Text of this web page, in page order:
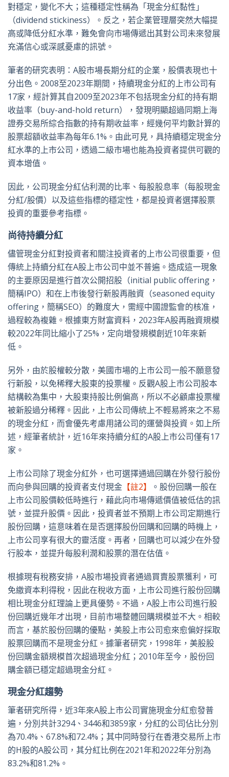
對穩定，變化不大；這種穩定性稱為「現金分紅黏性」
（dividend stickiness）。反之，若企業管理層突然大幅提
高或降低分紅水準，難免會向市場傳遞出其對公司未來發展
充滿信心或深感憂慮的訊號。
筆者的研究表明：A股市場長期分紅的企業，股價表現也十
分出色。2008至2023年期間，持續現金分紅的上市公司有
17家，經計算其自2009至2023年不包括現金分紅的持有期
收益率（buy-and-hold return），發現明顯超過同期上海
證券交易所綜合指數的持有期收益率，經幾何平均數計算的
股票超額收益率為每年6.1%。由此可見，具持續穩定現金分
紅水準的上市公司，透過二級市場也能為投資者提供可觀的
資本增值。
因此，公司現金分紅佔利潤的比率、每股股息率（每股現金
分紅/股價）以及這些指標的穩定性，都是投資者選擇股票
投資的重要參考指標。
尚待持續分紅
儘管現金分紅對投資者和關注投資者的上市公司很重要，但
傳統上持續分紅在A股上市公司中並不普遍。造成這一現象
的主要原因是進行首次公開招股（initial public offering，
簡稱IPO）和在上市後發行新股再融資（seasoned equity
offering，簡稱SEO）的難度大，需經中國證監會的核准，
過程較為複雜。根據東方財富資料，2023年A股再融資規模
較2022年同比縮小了25%，定向增發規模創近10年來新
低。
另外，由於股權較分散，美國市場的上市公司一般不願意發
行新股，以免稀釋大股東的投票權。反觀A股上市公司股本
結構較為集中，大股東持股比例偏高，所以不必顧慮投票權
被新股過分稀釋。因此，上市公司傳統上不輕易將來之不易
的現金分紅，而會優先考慮用諸公司的運營與投資。如上所
述，經筆者統計，近16年來持續分紅的A股上市公司僅有17
家。
上市公司除了現金分紅外，也可選擇通過回購在外發行股份
而向參與回購的投資者支付現金 【註2】
。股份回購一般在
上市公司股價較低時進行，藉此向市場傳遞價值被低估的訊
號，並提升股價。因此，投資者並不預期上市公司定期進行
股份回購，這意味着在是否選擇股份回購和回購的時機上，
上市公司享有很大的靈活度。再者，回購也可以減少在外發
行股本，並提升每股利潤和股票的潛在估值。
根據現有稅務安排，A股市場投資者通過買賣股票獲利，可
免繳資本利得稅，因此在稅收方面，上市公司進行股份回購
相比現金分紅理論上更具優勢。不過，A股上市公司進行股
份回購近幾年才出現，目前市場整體回購規模並不大。相較
而言，基於股份回購的優點，美股上市公司愈來愈偏好採取
股票回購而不是現金分紅。據筆者研究，1998年，美股股
份回購金額規模首次超過現金分紅；2010年至今，股份回
購金額已穩定超過現金分紅。
現金分紅趨勢
筆者研究所得，近3年來A股上市公司實施現金分紅愈發普
遍，分別共計3294、3446和3859家，分紅的公司佔比分別
為70.4%、67.8%和72.4%；其中同時發行在香港交易所上市
的H股的A股公司，其分紅比例在2021年和2022年分別為
83.2%和81.2%。